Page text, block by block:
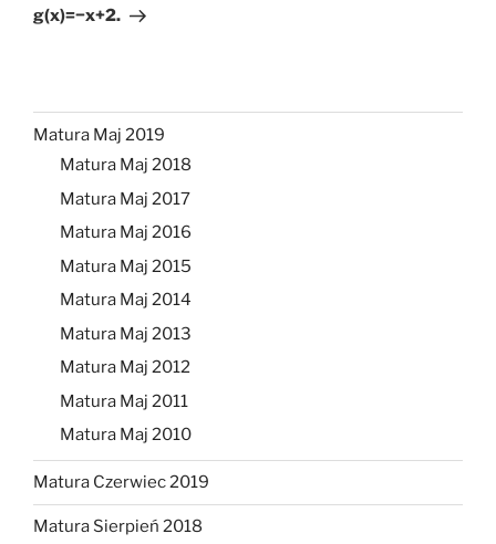
g(x)=−x+2.
Matura Maj 2019
Matura Maj 2018
Matura Maj 2017
Matura Maj 2016
Matura Maj 2015
Matura Maj 2014
Matura Maj 2013
Matura Maj 2012
Matura Maj 2011
Matura Maj 2010
Matura Czerwiec 2019
Matura Sierpień 2018